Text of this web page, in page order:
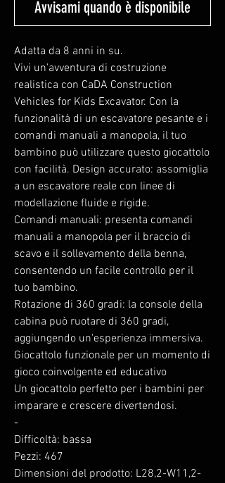
Avvisami quando è disponibile
Adatta da 8 anni in su.
Vivi un'avventura di costruzione
realistica con CaDA Construction
Vehicles for Kids Excavator. Con la
funzionalità di un escavatore pesante e i
comandi manuali a manopola, il tuo
bambino può utilizzare questo giocattolo
con facilità. Design accurato: assomiglia
a un escavatore reale con linee di
modellazione fluide e rigide.
Comandi manuali: presenta comandi
manuali a manopola per il braccio di
scavo e il sollevamento della benna,
consentendo un facile controllo per il
tuo bambino.
Rotazione di 360 gradi: la console della
cabina può ruotare di 360 gradi,
aggiungendo un'esperienza immersiva.
Giocattolo funzionale per un momento di
gioco coinvolgente ed educativo
Un giocattolo perfetto per i bambini per
imparare e crescere divertendosi.
-
Difficoltà: bassa
Pezzi: 467
Dimensioni del prodotto: L28,2-W11,2-